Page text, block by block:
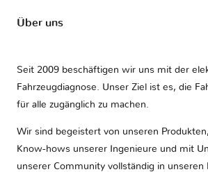
Über uns
Seit 2009 beschäftigen wir uns mit der
Fahrzeugdiagnose. Unser Ziel ist es, die
für alle zugänglich zu machen.
Wir sind begeistert von unseren
Know-hows unserer Ingenieure und mit
unserer Community vollständig in unseren